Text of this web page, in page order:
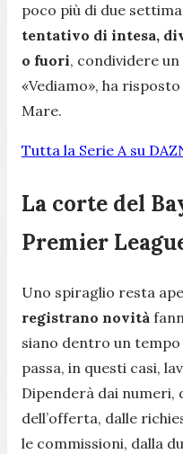
poco più di due
tentativo di intesa,
o fuori, condividere
«Vediamo», ha
Mare.
Tutta la Serie A su
La corte del
Premier
Uno spiraglio resta
registrano novità
siano dentro un
passa, in questi casi,
Dipenderà dai numeri,
dell’offerta, dalle
le commissioni, dalla